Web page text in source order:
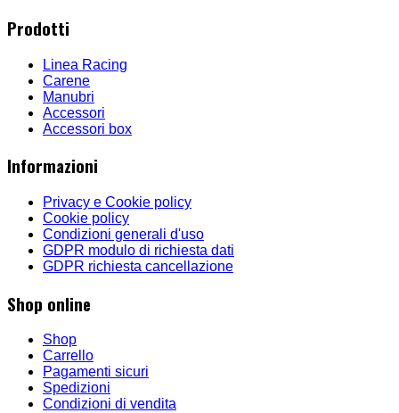
Prodotti
Linea Racing
Carene
Manubri
Accessori
Accessori box
Informazioni
Privacy e Cookie policy
Cookie policy
Condizioni generali d'uso
GDPR modulo di richiesta dati
GDPR richiesta cancellazione
Shop online
Shop
Carrello
Pagamenti sicuri
Spedizioni
Condizioni di vendita